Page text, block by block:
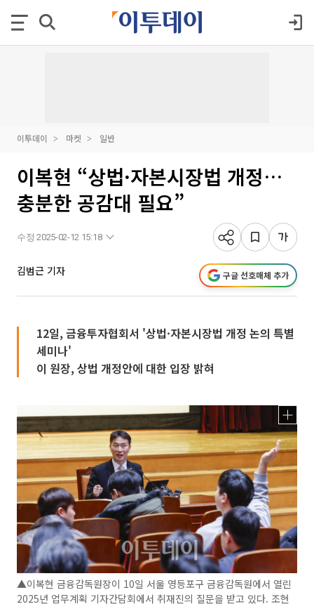
이투데이 마켓 일반
이복현 “상법·자본시장법 개정…
충분한 공감대 필요”
수정 2025-02-12 15:18
김범근 기자 구글 선호매체 추가
12일, 금융투자협회서 '상법·자본시장법 개정 논의 특별
세미나'
이 원장, 상법 개정안에 대한 입장 밝혀
▲이복현 금융감독원장이 10일 서울 영등포구 금융감독원에서 열린
2025년 업무계획 기자간담회에서 취재진의 질문을 받고 있다. 조현